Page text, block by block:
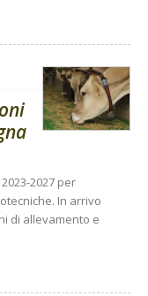
2027 per
In arrivo
di allevamento e